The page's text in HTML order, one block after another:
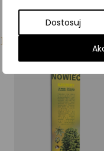
Dostosuj
Podobne produkty